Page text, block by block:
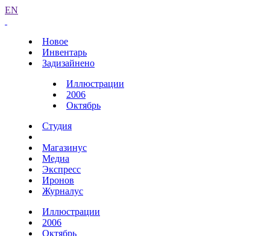
EN
Новое
Инвентарь
Задизайнено
Иллюстрации
2006
Октябрь
Студия
Магазинус
Медиа
Экспресс
Иронов
Журналус
Иллюстрации
2006
Октябрь